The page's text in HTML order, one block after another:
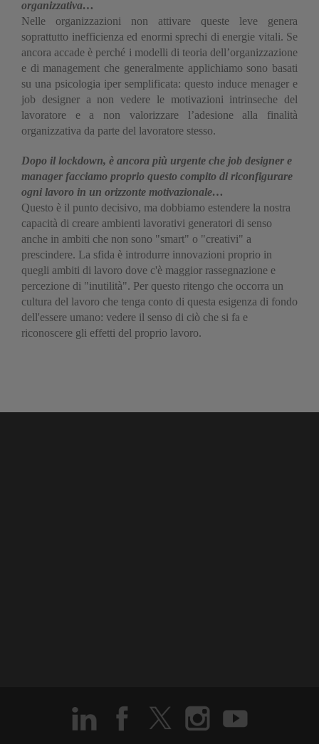
organizzativa…
Nelle organizzazioni non attivare queste leve genera
soprattutto inefficienza ed enormi sprechi di energie vitali. Se
ancora accade è perché i modelli di teoria dell’organizzazione
e di management che generalmente applichiamo sono basati
su una psicologia iper semplificata: questo induce menager e
job designer a non vedere le motivazioni intrinseche del
lavoratore e a non valorizzare l’adesione alla finalità
organizzativa da parte del lavoratore stesso.
Dopo il lockdown, è ancora più urgente che job designer e
manager facciamo proprio questo compito di riconfigurare
ogni lavoro in un orizzonte motivazionale…
Questo è il punto decisivo, ma dobbiamo estendere la nostra
capacità di creare ambienti lavorativi generatori di senso
anche in ambiti che non sono "smart" o "creativi" a
prescindere. La sfida è introdurre innovazioni proprio in
quegli ambiti di lavoro dove c'è maggior rassegnazione e
percezione di "inutilità". Per questo ritengo che occorra un
cultura del lavoro che tenga conto di questa esigenza di fondo
dell'essere umano: vedere il senso di ciò che si fa e
riconoscere gli effetti del proprio lavoro.